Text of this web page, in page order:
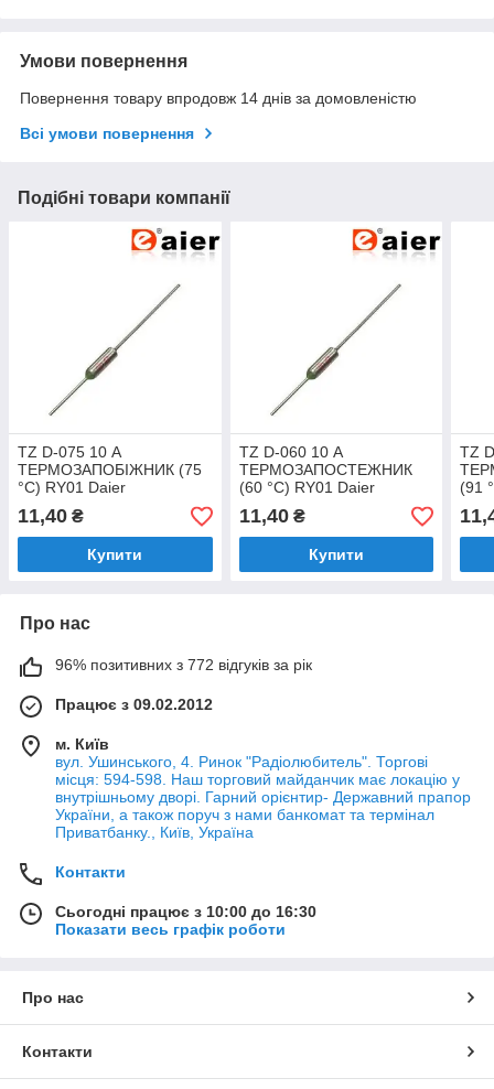
Умови повернення
Повернення товару впродовж 14 днів за домовленістю
Всі умови повернення
Подібні товари компанії
TZ D-075 10 А
ТЕРМОЗАПОБІЖНИК (75
°C) RY01 Daier
11,40 ₴
Купити
TZ D-060 10 А
ТЕРМОЗАПОСТЕЖНИК
(60 °C) RY01 Daier
11,40₴
Купити
TZ
(91
Про нас
96% позитивних з 772 відгуків за рік
Працює з 09.02.2012
м. Київ
вул. Ушинського, 4. Ринок "Радіолюбитель". Торгові
місця: 594-598. Наш торговий майданчик має локацію у
внутрішньому дворі. Гарний орієнтир- Державний прапор
України, а також поруч з нами банкомат та термінал
Приватбанку., Київ, Україна
Контакти
Сьогодні працює з 10:00 до 16:30
Показати весь графік роботи
Про нас
Контакти